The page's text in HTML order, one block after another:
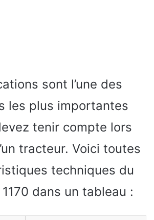
sont l’une des
les plus importantes
tenir compte lors
tracteur. Voici toutes
techniques du
dans un tableau :